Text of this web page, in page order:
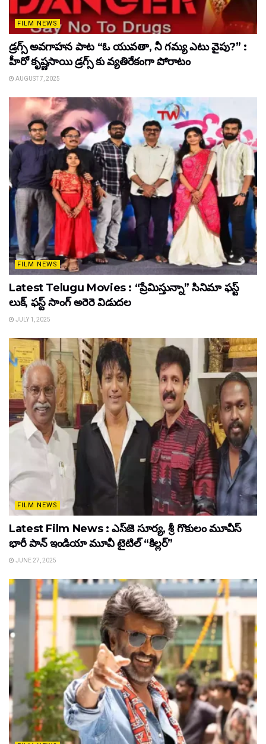
FILM NEWS
డ్రగ్స్ అవగాహన పాట “ఓ యువతా, నీ గమ్య ఎటు వైపు?” :
హీరో కృష్ణసాయి డ్రగ్స్ కు వ్యతిరేకంగా పోరాటం
AUGUST 7, 2025
FILM NEWS
Latest Telugu Movies : “ప్రేమిస్తున్నా” సినిమా ఫస్ట్
లుక్, ఫస్ట్ సాంగ్ అరెరె విడుదల
JULY 1, 2025
FILM NEWS
Latest Film News : ఎస్‌జె సూర్య, శ్రీ గొకులం మూవీస్‌
భారీ పాన్‌ ఇండియా మూవీ టైటిల్ “కిల్లర్”
JUNE 27, 2025